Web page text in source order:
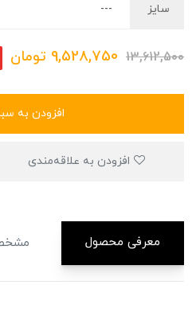
سایز
13,612,500
9,528,750 تومان
افزودن به
معرفی محصول